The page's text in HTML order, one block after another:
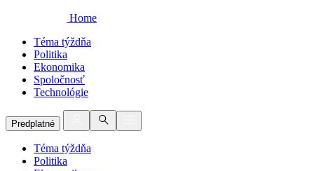
Home
Téma týždňa
Politika
Ekonomika
Spoločnosť
Technológie
Predplatné
Téma týždňa
Politika